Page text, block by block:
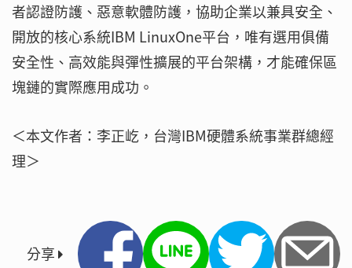
者認證防護、惡意軟體防護，協助企業以兼具安全、
開放的核心系統IBM LinuxOne平台，唯有選用俱備
安全性、高效能與彈性擴展的平台架構，才能確保區
塊鏈的實際應用成功。
＜本文作者：李正屹，台灣IBM硬體系統事業群總經
理＞
分享